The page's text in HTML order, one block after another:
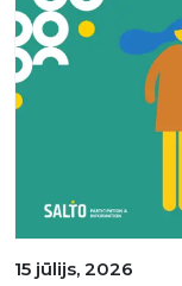
15 jūlijs, 2026